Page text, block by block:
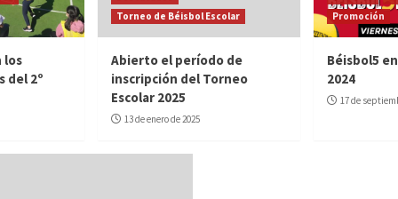
los
del 2º
Torneo de Béisbol Escolar
Abierto el período de
inscripción del Torneo
Escolar 2025
13 de enero de 2025
Promoción
Béisbol5
2024
17 de